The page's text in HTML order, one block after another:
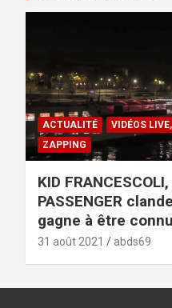
ACTUALITÉ
VIDÉOS
ZAPPING
KID
PASSENGER
gagne à être connu
31 août 2021 abds69